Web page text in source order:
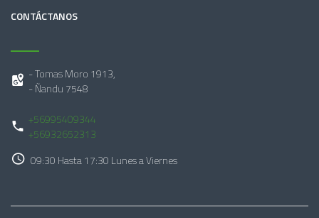
CONTÁCTANOS
- Tomas Moro 1913,
- Ñandu 7548
+56995409344
+56932652313
09:30 Hasta 17:30 Lunes a Viernes